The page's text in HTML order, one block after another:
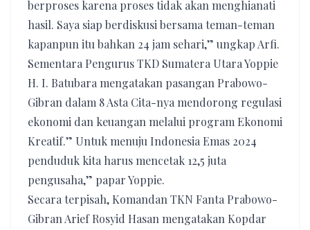
berproses karena proses tidak akan menghianati
hasil. Saya siap berdiskusi bersama teman-teman
kapanpun itu bahkan 24 jam sehari,” ungkap Arfi.
Sementara Pengurus TKD Sumatera Utara Yoppie
H. I. Batubara mengatakan pasangan Prabowo-
Gibran dalam 8 Asta Cita-nya mendorong regulasi
ekonomi dan keuangan melalui program Ekonomi
Kreatif.” Untuk menuju Indonesia Emas 2024
penduduk kita harus mencetak 12,5 juta
pengusaha,” papar Yoppie.
Secara terpisah, Komandan TKN Fanta Prabowo-
Gibran Arief Rosyid Hasan mengatakan Kopdar